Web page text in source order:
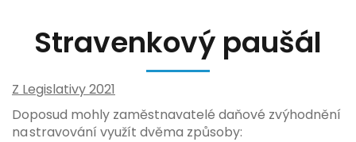
Stravenkový paušál
Z Legislativy 2021
Doposud mohly zaměstnavatelé daňové zvýhodnění
na stravování využít dvěma způsoby: